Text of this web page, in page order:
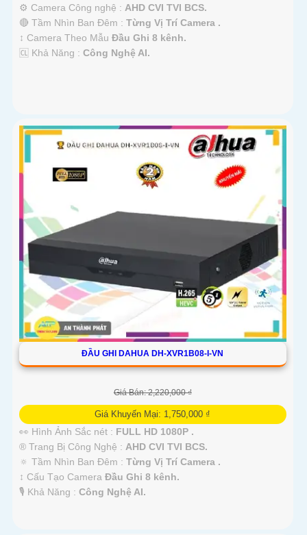
⚙ Camera Công nghệ : AHD CVI TVI BCS.
🔴 Tầm Nhìn Ban Đêm : Từng Vị Trí Camera .
↕️ Camera Theo Mẫu Đầu Ghi 8 kênh.
️🆑 Khả Năng : Công Nghệ AI.
ĐẦU GHI DAHUA DH-XVR1B08-I-VN
Giá Bán: 2,220,000 ₫
Giá Khuyến Mại: 1,750,000 ₫
👀 Hình Ảnh Sắc nét : FULL HD 1080P .
®️ Trang Bị Công Nghệ : AHD CVI TVI BCS.
🔅 Tầm Nhìn Ban Đêm : Từng Vị Trí Camera .
↕️ Cấu Tạo Camera Đầu Ghi 8 kênh.
️🎙 Khả Năng : Công Nghệ AI.